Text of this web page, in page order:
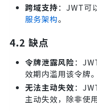
跨域支持：JWT可
服务架构。
4.2 缺点
令牌泄露风险：
效期内滥用该令牌。
无法主动失效：
主动失效，除非使